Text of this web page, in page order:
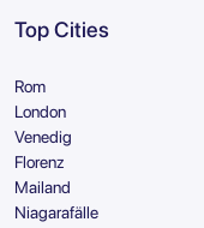
Top Cities
Rom
London
Venedig
Florenz
Mailand
Niagarafälle